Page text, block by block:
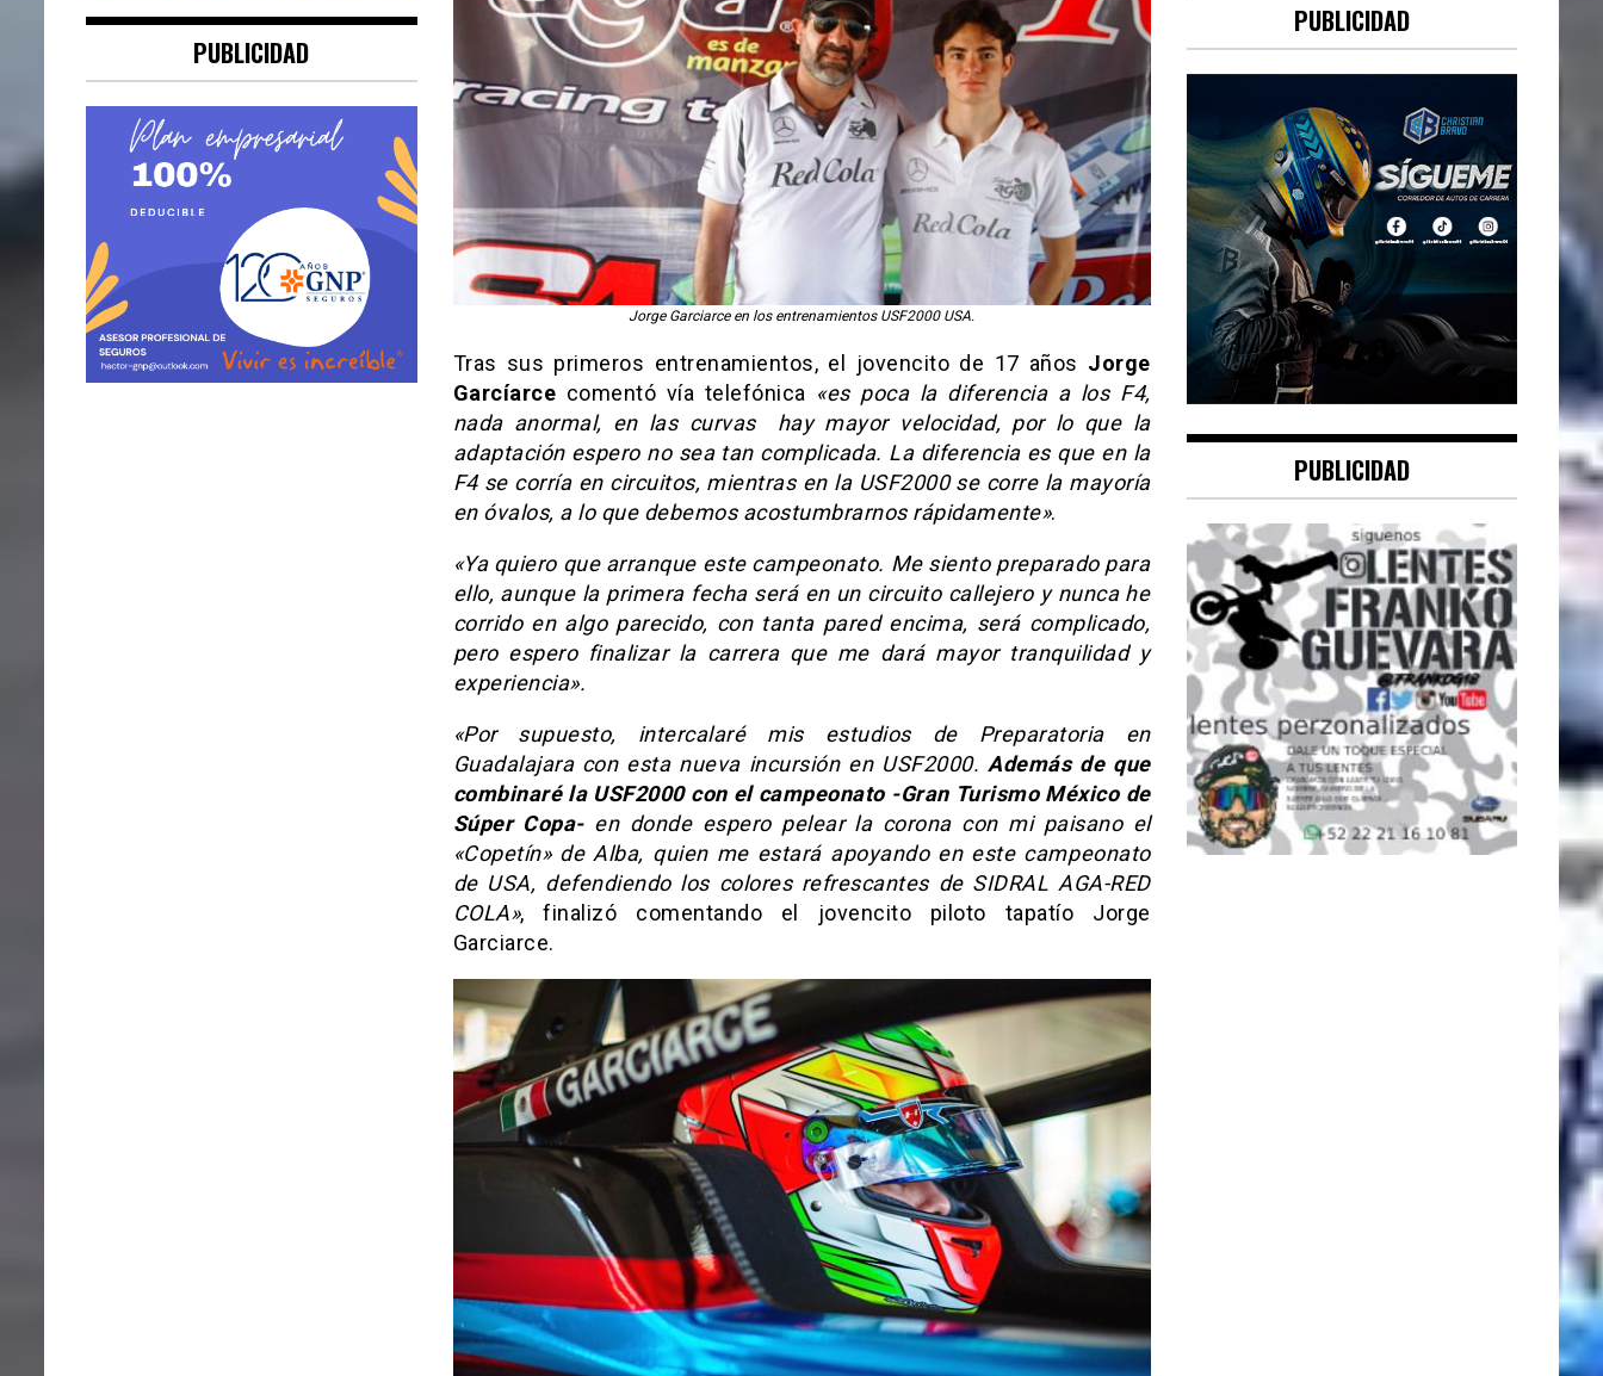
Jorge Garciarce en los entrenamientos USF2000 USA.
Tras sus primeros entrenamientos, el jovencito de 17 años Jorge
Garcíarce comentó vía telefónica «es poca la diferencia a los F4,
nada anormal, en las curvas hay mayor velocidad, por lo que la
adaptación espero no sea tan complicada. La diferencia es que en la
F4 se corría en circuitos, mientras en la USF2000 se corre la mayoría
en óvalos, a lo que debemos acostumbrarnos rápidamente».
«Ya quiero que arranque este campeonato. Me siento preparado para
ello, aunque la primera fecha será en un circuito callejero y nunca he
corrido en algo parecido, con tanta pared encima, será complicado,
pero espero finalizar la carrera que me dará mayor tranquilidad y
experiencia».
«Por supuesto, intercalaré mis estudios de Preparatoria en
Guadalajara con esta nueva incursión en USF2000. Además de que
combinaré la USF2000 con el campeonato -Gran Turismo México de
Súper Copa-en donde espero pelear la corona con mi paisano el
«Copetín» de Alba, quien me estará apoyando en este campeonato
de USA, defendiendo los colores refrescantes de SIDRAL AGA-RED
COLA», finalizó comentando el jovencito piloto tapatío Jorge
Garciarce.
PUBLICIDAD
PUBLICIDAD
PUBLICIDAD